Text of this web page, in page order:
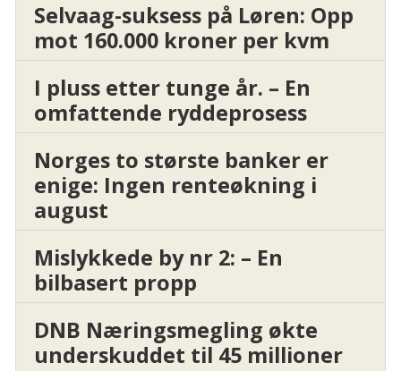
Selvaag-suksess på Løren: Opp
mot 160.000 kroner per kvm
I pluss etter tunge år. – En
omfattende ryddeprosess
Norges to største banker er
enige: Ingen renteøkning i
august
Mislykkede by nr 2: – En
bilbasert propp
DNB Næringsmegling økte
underskuddet til 45 millioner